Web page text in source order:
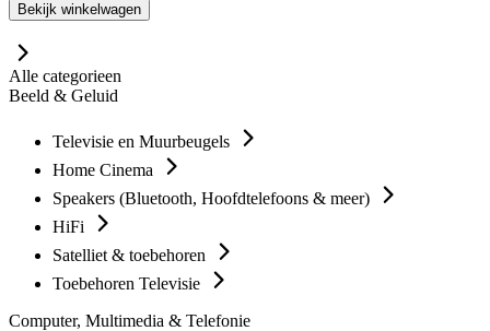
Bekijk winkelwagen
Alle categorieen
Beeld & Geluid
Televisie en Muurbeugels
Home Cinema
Speakers (Bluetooth, Hoofdtelefoons & meer)
HiFi
Satelliet & toebehoren
Toebehoren Televisie
Computer, Multimedia & Telefonie